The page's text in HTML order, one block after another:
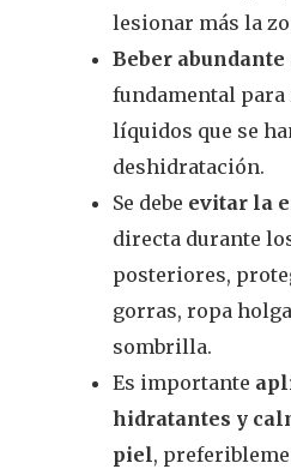
lesionar más la
Beber abundante
fundamental
líquidos que se
deshidratación.
Se debe evitar la
directa durante
posteriores,
gorras, ropa
sombrilla.
Es importante
hidratantes y
piel,